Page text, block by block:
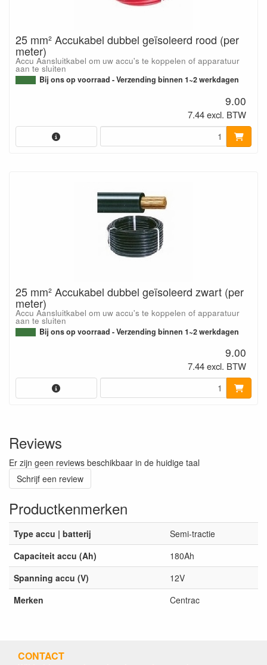
25 mm² Accukabel dubbel geïsoleerd rood (per
meter)
Accu Aansluitkabel om uw accu's te koppelen of apparatuur
aan te sluiten
Bij ons op voorraad - Verzending binnen 1~2 werkdagen
9.00
7.44 excl. BTW
25 mm² Accukabel dubbel geïsoleerd zwart (per
meter)
Accu Aansluitkabel om uw accu's te koppelen of apparatuur
aan te sluiten
Bij ons op voorraad - Verzending binnen 1~2 werkdagen
9.00
7.44 excl. BTW
Reviews
Er zijn geen reviews beschikbaar in de huidige taal
Schrijf een review
Productkenmerken
Type accu | batterij
Semi-tractie
Capaciteit accu (Ah)
180Ah
Spanning accu (V)
12V
Merken
Centrac
CONTACT